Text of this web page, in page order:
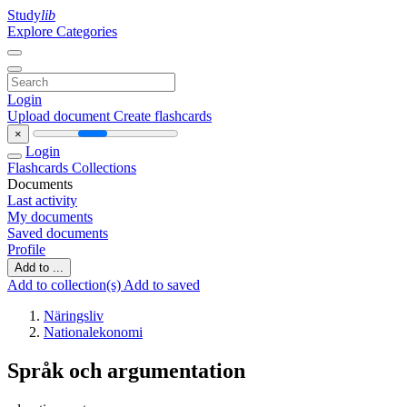
Studylib
Explore Categories
Login
Upload document Create flashcards
×
Login
Flashcards Collections
Documents
Last activity
My documents
Saved documents
Profile
Add to ...
Add to collection(s) Add to saved
Näringsliv
Nationalekonomi
Språk och argumentation